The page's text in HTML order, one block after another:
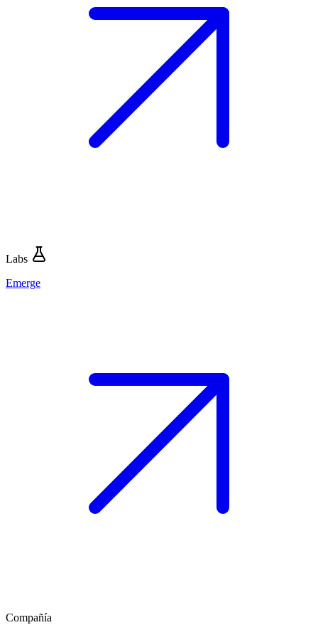
Labs
Emerge
Compañía